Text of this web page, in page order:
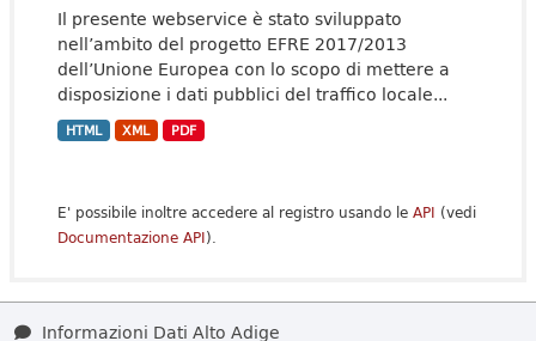
Il presente webservice è stato sviluppato
nell’ambito del progetto EFRE 2017/2013
dell’Unione Europea con lo scopo di mettere a
disposizione i dati pubblici del traffico locale...
HTML XML PDF
E' possibile inoltre accedere al registro usando le API (vedi
Documentazione API).
Informazioni Dati Alto Adige